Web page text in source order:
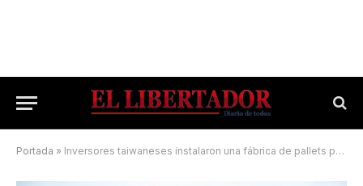
Portada » Inversores taiwaneses instalaron una fábrica de pallets para la exportación